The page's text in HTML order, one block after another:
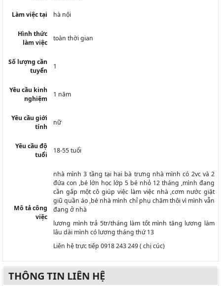
Làm việc tại hà nội
Hình thức
làm việc
toàn thời gian
Số lượng cần
tuyển
1
Yêu cầu kinh
nghiệm
1 năm
Yêu cầu giới
tính
nữ
Yêu cầu độ
tuổi
18-55 tuổi
Mô tả công
việc
nhà mình 3 tầng tại hai bà trưng nhà mình có 2vc và 2
đứa con ,bé lớn học lớp 5 bé nhỏ 12 tháng ,mình đang
cần gấp một cô giúp việc làm việc nhà ,cơm nước giặt
giũ quần áo ,bé nhà mình chỉ phụ chăm thôi vì mình vẫn
đang ở nhà
lương mình trả 5tr/tháng làm tốt mình tăng lương làm
lâu dài mình có lương tháng thứ 13
Liên hệ trực tiếp 0918 243 249 ( chị cúc)
THÔNG TIN LIÊN HỆ